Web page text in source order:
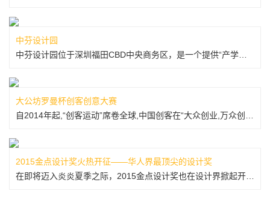
中芬设计园
大公坊罗曼杯创客创意大赛
2015金点设计奖火热开征——华人界最顶尖的设计奖